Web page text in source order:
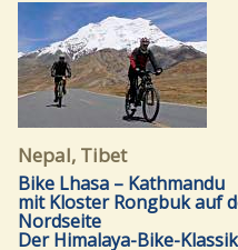
Nepal, Tibet
Bike Lhasa – Kathmandu
mit Kloster Rongbuk auf
Nordseite
Der Himalaya-Bike-